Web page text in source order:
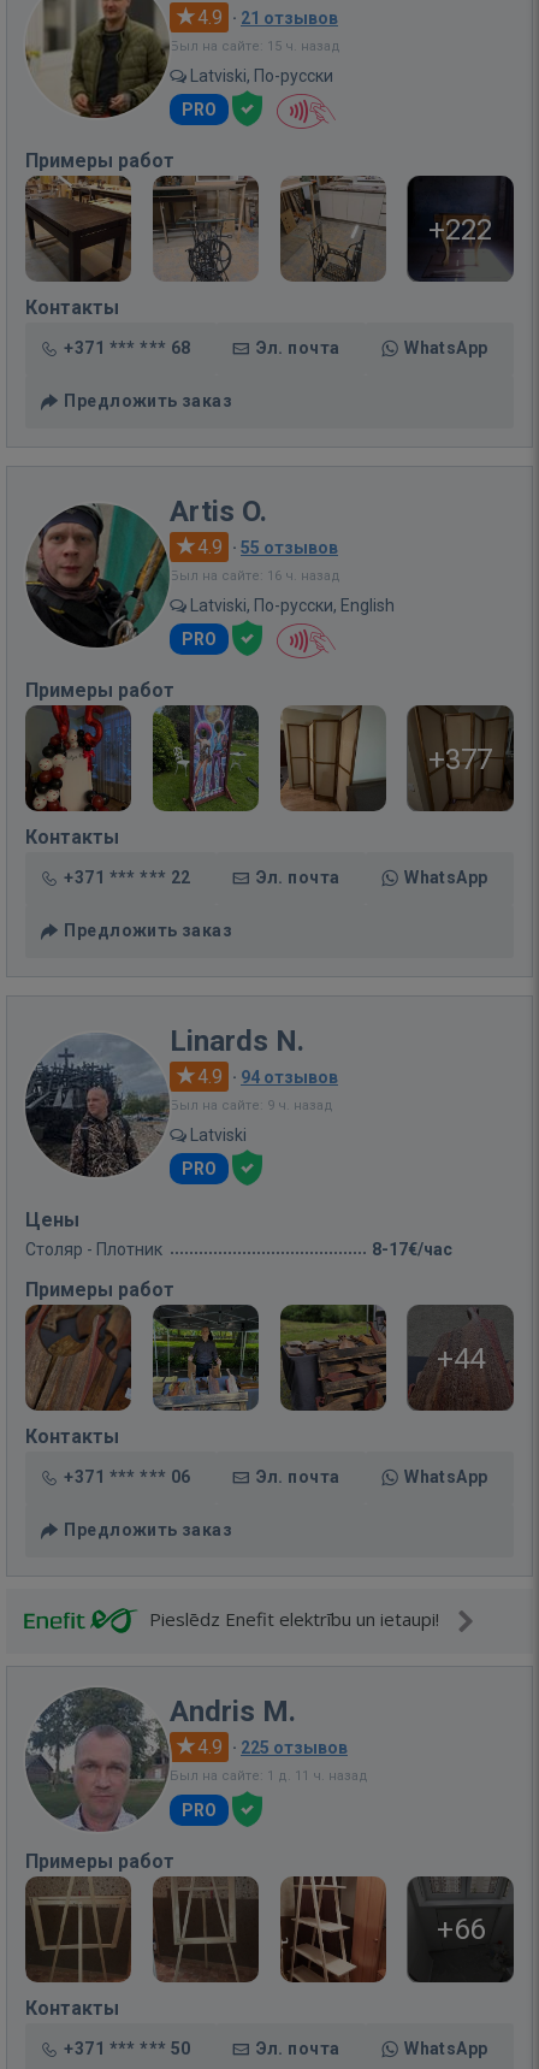
4.9 · 21 отзывов
Был на сайте: 15 ч. назад
Latviski, По-русски
PRO
Примеры работ
+222
Контакты
+371 *** *** 68 Эл. почта WhatsApp
Предложить заказ
Artis O.
4.9 · 55 отзывов
Был на сайте: 16 ч. назад
Latviski, По-русски, English
PRO
Примеры работ
+377
Контакты
+371 *** *** 22 Эл. почта WhatsApp
Предложить заказ
Linards N.
4.9 · 94 отзывов
Был на сайте: 9 ч. назад
Latviski
PRO
Цены
Столяр - Плотник 8-17€/час
Примеры работ
+44
Контакты
+371 *** *** 06 Эл. почта WhatsApp
Предложить заказ
Pieslēdz Enefit elektrību un ietaupi!
Andris M.
4.9 · 225 отзывов
Был на сайте: 1 д. 11 ч. назад
PRO
Примеры работ
+66
Контакты
+371 *** *** 50 Эл. почта WhatsApp